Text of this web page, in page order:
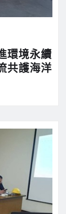
環境永續
共護海洋